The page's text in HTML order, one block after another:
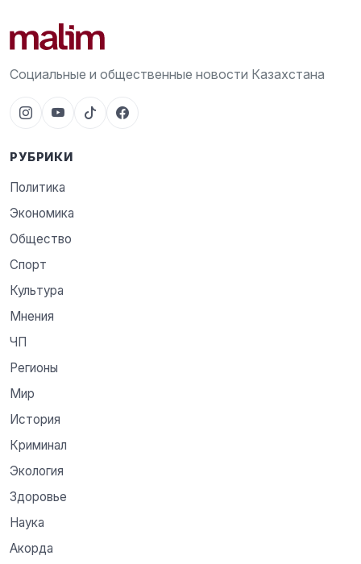
Социальные и общественные новости Казахстана
РУБРИКИ
Политика
Экономика
Общество
Спорт
Культура
Мнения
ЧП
Регионы
Мир
История
Криминал
Экология
Здоровье
Наука
Акорда